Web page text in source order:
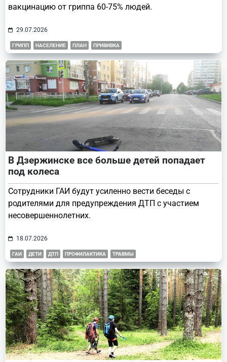
вакцинацию от гриппа 60-75% людей.
29.07.2026
ГРИПП НАСЕЛЕНИЕ ПЛАН ПРИВИВКА
В Дзержинске все больше детей попадает
под колеса
Сотрудники ГАИ будут усиленно вести беседы с
родителями для предупреждения ДТП с участием
несовершеннолетних.
18.07.2026
ГАИ ДЕТИ ДТП ПРОФИЛАКТИКА ТРАВМЫ